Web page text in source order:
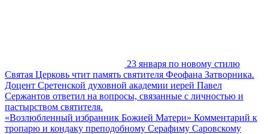
23 января по новому стилю
Святая Церковь чтит память святителя Феофана Затворника.
Доцент Сретенской духовной академии иерей Павел
Сержантов ответил на вопросы, связанные с личностью и
пастырством святителя.
«Возлюбленный избранник Божией Матери» Комментарий к
тропарю и кондаку преподобному Серафиму Саровскому